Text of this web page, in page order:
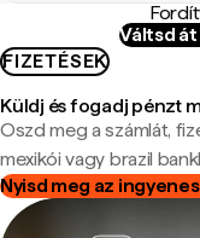
Váltsd
FIZETÉSEK
Küldj és fogadj pénzt
Oszd meg a számlát,
mexikói vagy brazil
Nyisd meg az